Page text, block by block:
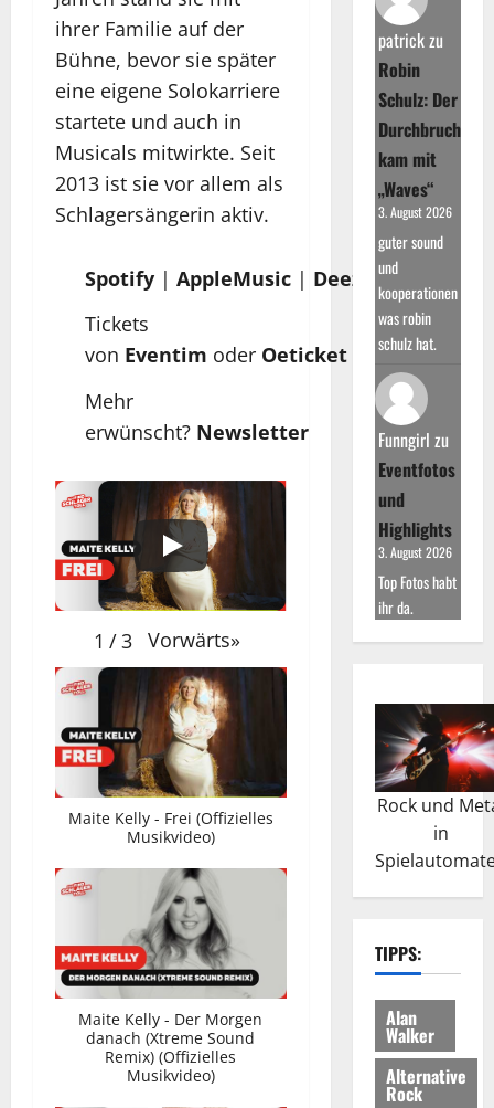
ihrer Familie auf der
Bühne, bevor sie später
eine eigene Solokarriere
startete und auch in
Musicals mitwirkte. Seit
2013 ist sie vor allem als
Schlagersängerin aktiv.
Spotify | AppleMusic | Deezer
Tickets
von Eventim oder Oeticket
Mehr
erwünscht? Newsletter
1 /3 Vorwärts»
Maite Kelly - Frei (Offizielles
Musikvideo)
Maite Kelly - Der Morgen
danach (Xtreme Sound
Remix) (Offizielles
Musikvideo)
patrickzu
Robin
Schulz: Der
Durchbruch
kam mit
„Waves“
3. August 2026
guter sound
und
kooperationen
was robin
schulz hat.
Funngirl zu
Eventfotos
und
Highlights
3. August 2026
Top Fotos habt
ihr da.
Rock und
in
TIPPS:
Alan
Walker
Alternative
Rock